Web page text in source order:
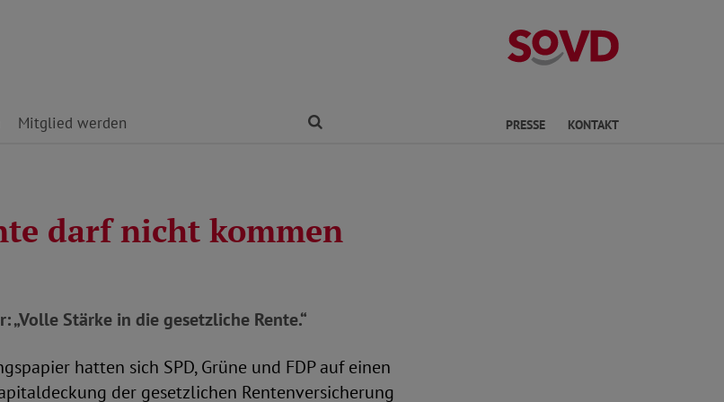
Kreisverband
Mitglied werden PRESSE KONTAKT
darf nicht kommen
„Volle Stärke in die gesetzliche Rente.“
hatten sich SPD, Grüne und FDP auf einen
der gesetzlichen Rentenversicherung